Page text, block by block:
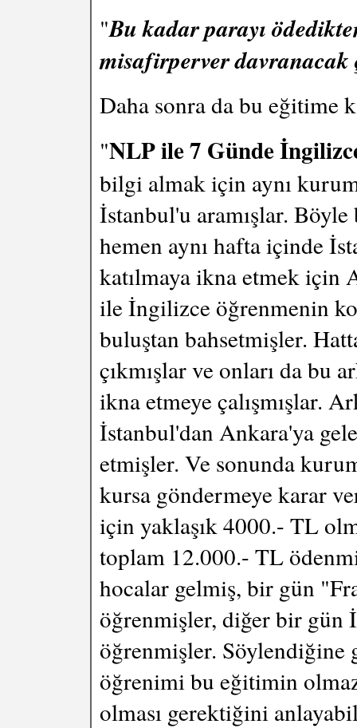
"Bu kadar parayı
misafirperver
Daha sonra da bu eğitime
"NLP ile 7 Günde
bilgi almak için aynı
İstanbul'u aramışlar.
hemen aynı hafta içinde
katılmaya ikna etmek için
ile İngilizce öğrenmenin
buluştan bahsetmişler.
çıkmışlar ve onları da bu
ikna etmeye çalışmışlar.
İstanbul'dan Ankara'ya
etmişler. Ve sonunda
kursa göndermeye karar
için yaklaşık 4000.- TL
toplam 12.000.- TL
hocalar gelmiş, bir gün
öğrenmişler, diğer bir gün
öğrenmişler. Söylendiğine
öğrenimi bu eğitimin
olması gerektiğini